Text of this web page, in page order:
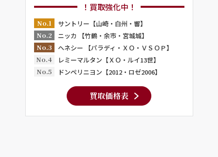
！買取強化中！
No.1
サントリー【山崎・白州・響】
No.2
ニッカ 【竹鶴・余市・宮城城】
No.3
ヘネシー 【パラディ・ＸＯ・ＶＳＯＰ】
No.4
レミーマルタン【ＸＯ・ルイ13世】
No.5
ドンペリニヨン【2012・ロゼ2006】
買取価格表